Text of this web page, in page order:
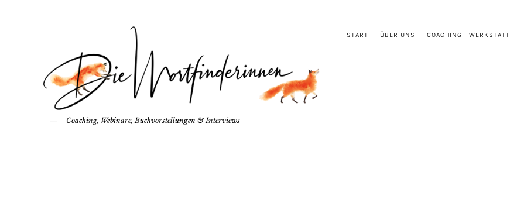
START ÜBER UNS COACHING | WERKSTATT
Coaching, Webinare, Buchvorstellungen & Interviews